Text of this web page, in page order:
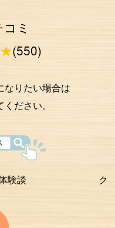
ミ
(550)
なりたい場合は
ださい。
クチコミ・